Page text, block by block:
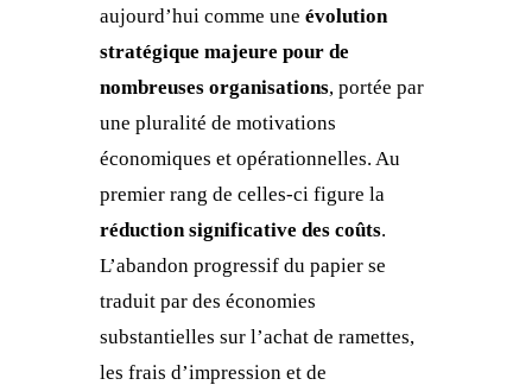
aujourd’hui comme une évolution
stratégique majeure pour de
nombreuses organisations, portée par
une pluralité de motivations
économiques et opérationnelles. Au
premier rang de celles-ci figure la
réduction significative des coûts.
L’abandon progressif du papier se
traduit par des économies
substantielles sur l’achat de ramettes,
les frais d’impression et de